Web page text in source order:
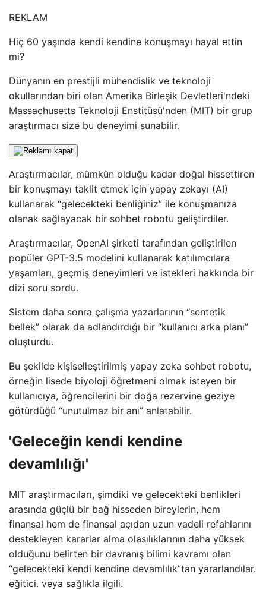
REKLAM
Hiç 60 yaşında kendi kendine konuşmayı hayal ettin
mi?
Dünyanın en prestijli mühendislik ve teknoloji
okullarından biri olan Amerika Birleşik Devletleri'ndeki
Massachusetts Teknoloji Enstitüsü'nden (MIT) bir grup
araştırmacı size bu deneyimi sunabilir.
Araştırmacılar, mümkün olduğu kadar doğal hissettiren
bir konuşmayı taklit etmek için yapay zekayı (AI)
kullanarak “gelecekteki benliğiniz” ile konuşmanıza
olanak sağlayacak bir sohbet robotu geliştirdiler.
Araştırmacılar, OpenAI şirketi tarafından geliştirilen
popüler GPT-3.5 modelini kullanarak katılımcılara
yaşamları, geçmiş deneyimleri ve istekleri hakkında bir
dizi soru sordu.
Sistem daha sonra çalışma yazarlarının “sentetik
bellek” olarak da adlandırdığı bir “kullanıcı arka planı”
oluşturdu.
Bu şekilde kişiselleştirilmiş yapay zeka sohbet robotu,
örneğin lisede biyoloji öğretmeni olmak isteyen bir
kullanıcıya, öğrencilerini bir doğa rezervine geziye
götürdüğü “unutulmaz bir anı” anlatabilir.
'Geleceğin kendi kendine
devamlılığı'
MIT araştırmacıları, şimdiki ve gelecekteki benlikleri
arasında güçlü bir bağ hisseden bireylerin, hem
finansal hem de finansal açıdan uzun vadeli refahlarını
destekleyen kararlar alma olasılıklarının daha yüksek
olduğunu belirten bir davranış bilimi kavramı olan
“gelecekteki kendi kendine devamlılık”tan yararlandılar.
eğitici. veya sağlıkla ilgili.